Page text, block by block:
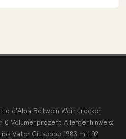
d'Alba Rotwein Wein trocken
0 Volumenprozent Allergenhinweis:
Vater Giuseppe 1983 mit 92